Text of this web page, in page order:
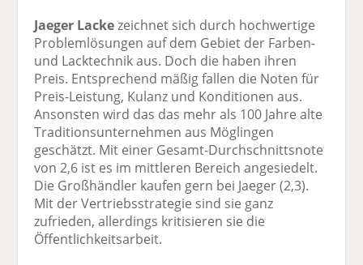
Jaeger Lackezeichnet sich durch hochwertige
Problemlösungen auf dem Gebiet der Farben-
und Lacktechnik aus. Doch die haben ihren
Preis. Entsprechend mäßig fallen die Noten für
Preis-Leistung, Kulanz und Konditionen aus.
Ansonsten wird das das mehr als 100 Jahre alte
Traditionsunternehmen aus Möglingen
geschätzt. Mit einer Gesamt-Durchschnittsnote
von 2,6 ist es im mittleren Bereich angesiedelt.
Die Großhändler kaufen gern bei Jaeger (2,3).
Mit der Vertriebsstrategie sind sie ganz
zufrieden, allerdings kritisieren sie die
Öffentlichkeitsarbeit.